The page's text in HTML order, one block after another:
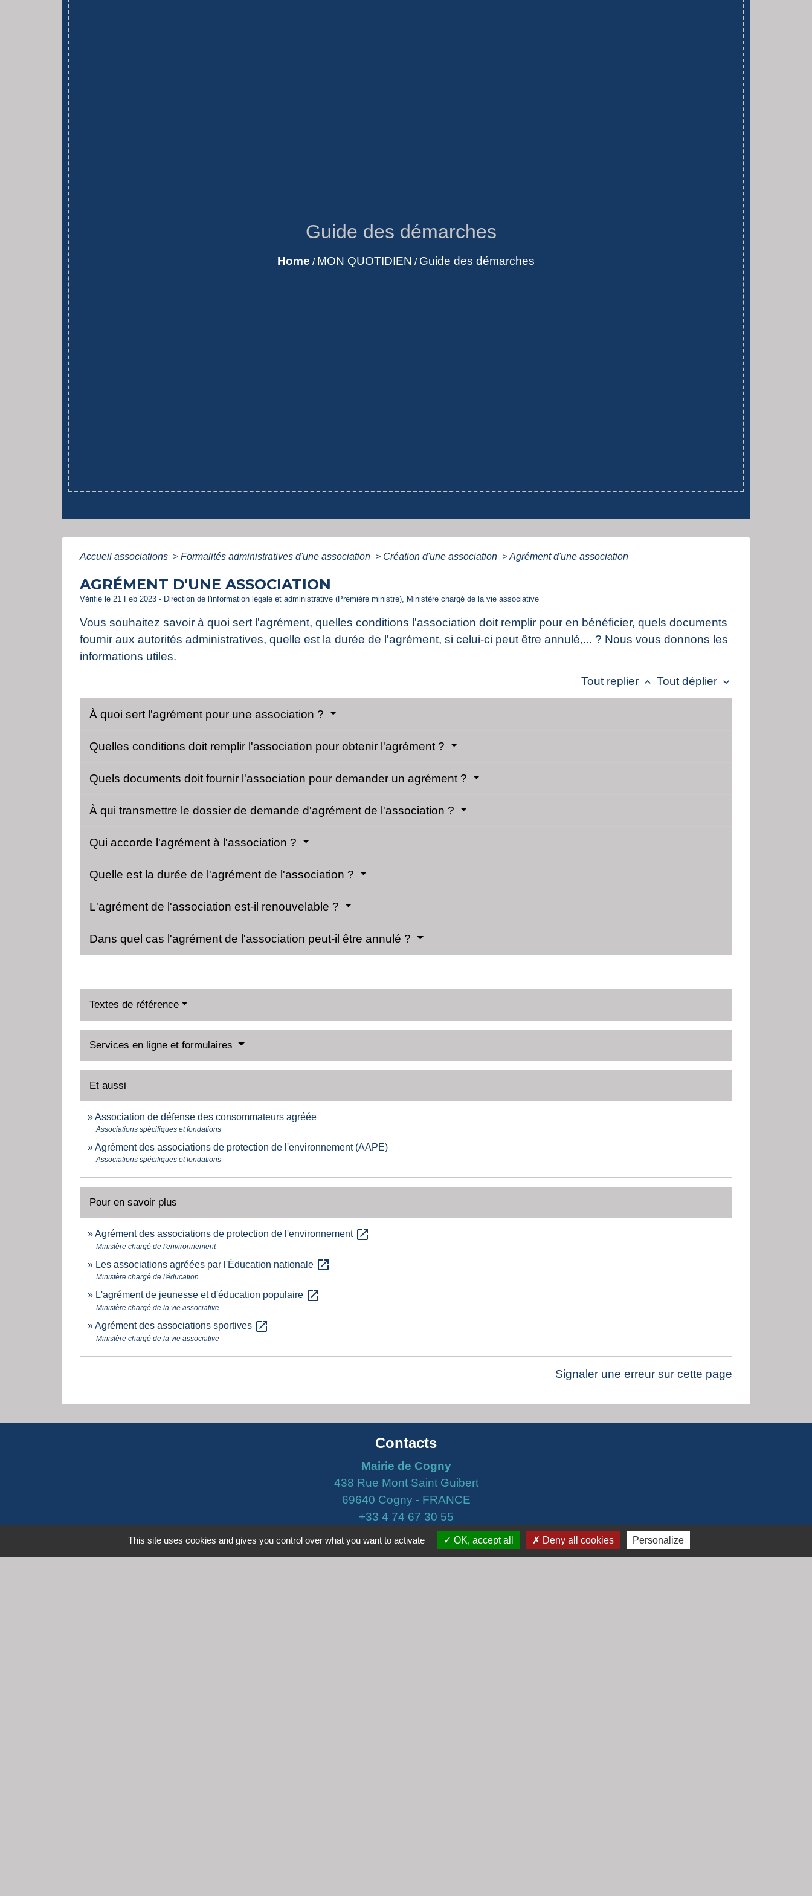
Guide des démarches
Home / MON QUOTIDIEN / Guide des démarches
Accueil associations > Formalités administratives d'une association > Création d'une association >Agrément d'une association
AGRÉMENT D'UNE ASSOCIATION
Vérifié le 21 Feb 2023 - Direction de l'information légale et administrative (Première ministre), Ministère chargé de la vie associative
Vous souhaitez savoir à quoi sert l'agrément, quelles conditions l'association doit remplir pour en bénéficier, quels documents
fournir aux autorités administratives, quelle est la durée de l'agrément, si celui-ci peut être annulé,... ? Nous vous donnons les
informations utiles.
Tout replier keyboard_arrow_up Tout déplier keyboard_arrow_down
À quoi sert l'agrément pour une association ?
Quelles conditions doit remplir l'association pour obtenir l'agrément ?
Quels documents doit fournir l'association pour demander un agrément ?
À qui transmettre le dossier de demande d'agrément de l'association ?
Qui accorde l'agrément à l'association ?
Quelle est la durée de l'agrément de l'association ?
L'agrément de l'association est-il renouvelable ?
Dans quel cas l'agrément de l'association peut-il être annulé ?
Textes de référence
Services en ligne et formulaires
Et aussi
Association de défense des consommateurs agréée
Associations spécifiques et fondations
Agrément des associations de protection de l'environnement (AAPE)
Associations spécifiques et fondations
Pour en savoir plus
Agrément des associations de protection de l'environnement open_in_new
Ministère chargé de l'environnement
Les associations agréées par l'Éducation nationale open_in_new
Ministère chargé de l'éducation
L'agrément de jeunesse et d'éducation populaire open_in_new
Ministère chargé de la vie associative
Agrément des associations sportives open_in_new
Ministère chargé de la vie associative
Signaler une erreur sur cette page
Contacts
Mairie de Cogny
438 Rue Mont Saint Guibert
69640 Cogny - FRANCE
+33 4 74 67 30 55
Contact par formulaire
This site uses cookies and gives you control over what you want to activate OK, accept all Deny all cookies Personalize